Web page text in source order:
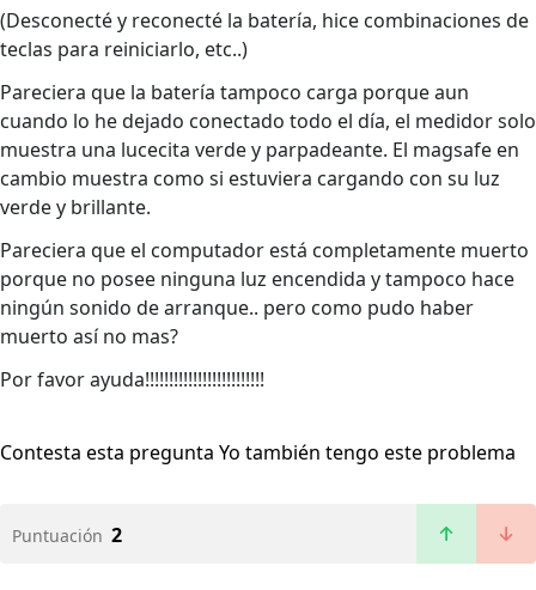
(Desconecté y reconecté la batería, hice combinaciones de
teclas para reiniciarlo, etc..)
Pareciera que la batería tampoco carga porque aun
cuando lo he dejado conectado todo el día, el medidor solo
muestra una lucecita verde y parpadeante. El magsafe en
cambio muestra como si estuviera cargando con su luz
verde y brillante.
Pareciera que el computador está completamente muerto
porque no posee ninguna luz encendida y tampoco hace
ningún sonido de arranque.. pero como pudo haber
muerto así no mas?
Por favor ayuda!!!!!!!!!!!!!!!!!!!!!!!!!
Contesta esta pregunta Yo también tengo este problema
Puntuación 2